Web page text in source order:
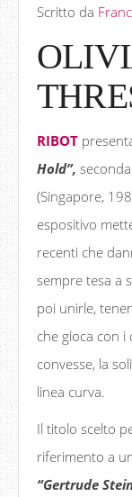
Scritto da
RIBOT
Hold”,
(Singapore,
espositivo
recenti che
sempre tesa a
poi unirle,
che gioca con
convesse, la
linea curva.
Il titolo scelto
riferimento a
“Gertrude